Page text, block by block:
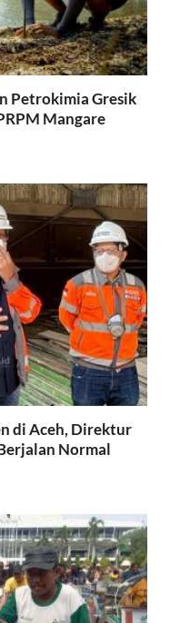
Petrokimia Gresik
Mangare
di Aceh, Direktur
Normal